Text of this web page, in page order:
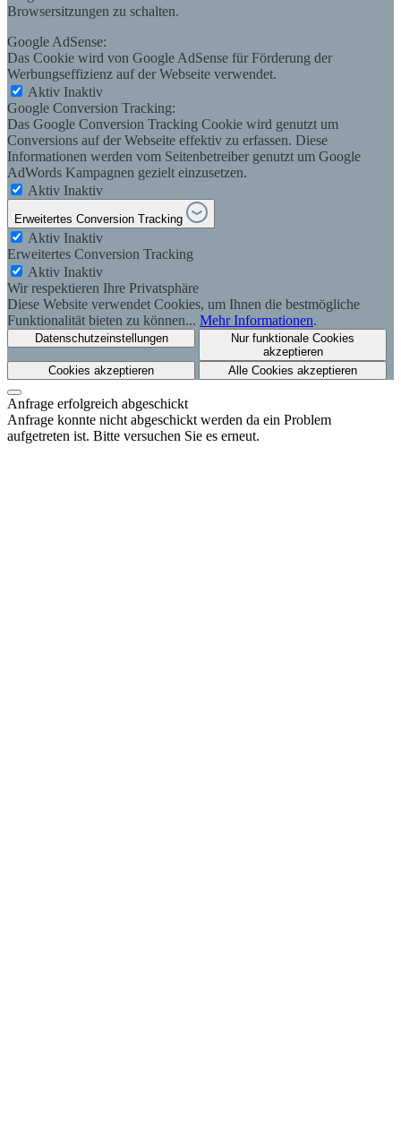
Browsersitzungen zu schalten.
Google AdSense:
Das Cookie wird von Google AdSense für Förderung der
Werbungseffizienz auf der Webseite verwendet.
Aktiv Inaktiv
Google Conversion Tracking:
Das Google Conversion Tracking Cookie wird genutzt um
Conversions auf der Webseite effektiv zu erfassen. Diese
Informationen werden vom Seitenbetreiber genutzt um Google
AdWords Kampagnen gezielt einzusetzen.
Aktiv Inaktiv
Erweitertes Conversion Tracking
Aktiv Inaktiv
Erweitertes Conversion Tracking
Aktiv Inaktiv
Wir respektieren Ihre Privatsphäre
Diese Website verwendet Cookies, um Ihnen die bestmögliche
Funktionalität bieten zu können... Mehr Informationen.
Datenschutzeinstellungen
Nur funktionale Cookies
akzeptieren
Cookies akzeptieren
Alle Cookies akzeptieren
Anfrage erfolgreich abgeschickt
Anfrage konnte nicht abgeschickt werden da ein Problem
aufgetreten ist. Bitte versuchen Sie es erneut.